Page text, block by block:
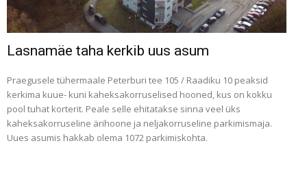
Lasnamäe taha kerkib uus asum
Praegusele tühermaale Peterburi tee 105 / Raadiku 10 peaksid
kerkima kuue- kuni kaheksakorruselised hooned, kus on kokku
pool tuhat korterit. Peale selle ehitatakse sinna veel üks
kaheksakorruseline ärihoone ja neljakorruseline parkimismaja.
Uues asumis hakkab olema 1072 parkimiskohta.